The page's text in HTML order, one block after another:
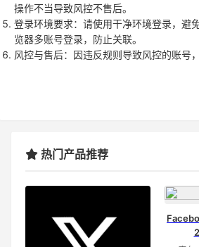
操作不当导致风控不售后。
登录环境要求：请使用干净环境登录，避
览器多账号登录，防止关联。
风控与售后：因违反规则导致风控的账号
热门产品推荐